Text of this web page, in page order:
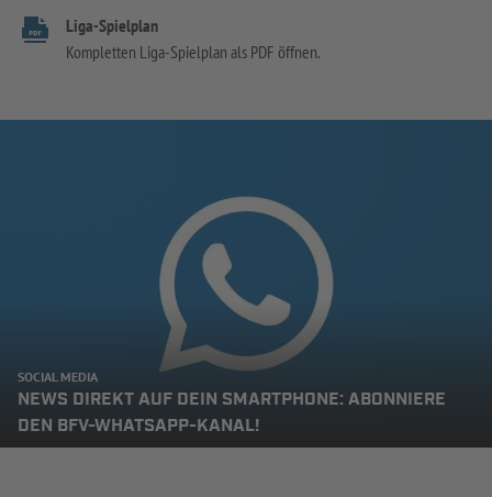
Liga-Spielplan
Kompletten Liga-Spielplan als PDF öffnen.
SOCIAL MEDIA
NEWS DIREKT AUF DEIN SMARTPHONE: ABONNIERE
DEN BFV-WHATSAPP-KANAL!